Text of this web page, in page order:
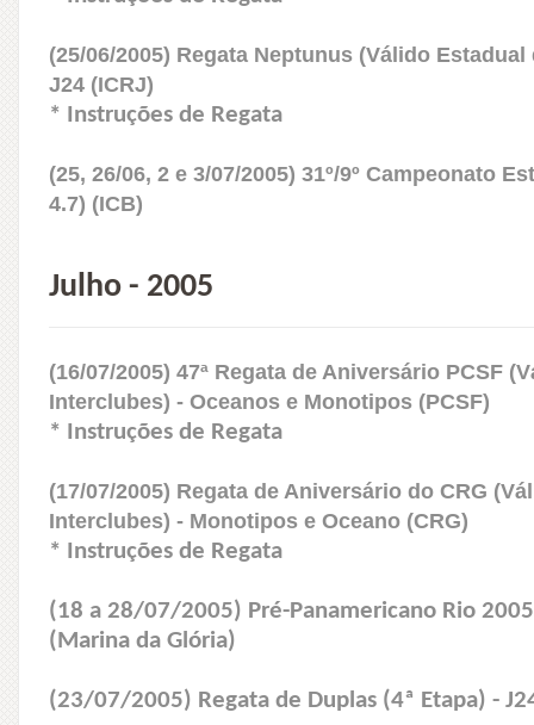
(25/06/2005) Regata Neptunus (Válido Estadual
J24 (ICRJ)
* Instruções de Regata
(25, 26/06, 2 e 3/07/2005) 31º/9º Campeonato
4.7) (ICB)
Julho - 2005
(16/07/2005) 47ª Regata de Aniversário PCSF
Interclubes) - Oceanos e Monotipos (PCSF)
* Instruções de Regata
(17/07/2005) Regata de Aniversário do CRG
Interclubes) - Monotipos e Oceano (CRG)
* Instruções de Regata
(18 a 28/07/2005) Pré-Panamericano Rio
(Marina da Glória)
(23/07/2005) Regata de Duplas (4ª Etapa) -